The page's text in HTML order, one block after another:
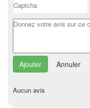
Annuler
Aucun avis